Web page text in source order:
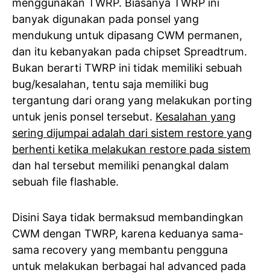
menggunakan TWRP. Biasanya TWRP ini
banyak digunakan pada ponsel yang
mendukung untuk dipasang CWM permanen,
dan itu kebanyakan pada chipset Spreadtrum.
Bukan berarti TWRP ini tidak memiliki sebuah
bug/kesalahan, tentu saja memiliki bug
tergantung dari orang yang melakukan porting
untuk jenis ponsel tersebut. Kesalahan yang
sering dijumpai adalah dari sistem restore yang
berhenti ketika melakukan restore pada sistem
dan hal tersebut memiliki penangkal dalam
sebuah file flashable.
Disini Saya tidak bermaksud membandingkan
CWM dengan TWRP, karena keduanya sama-
sama recovery yang membantu pengguna
untuk melakukan berbagai hal advanced pada